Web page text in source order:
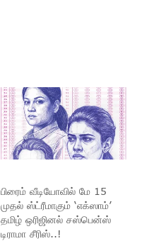
பிரைம் வீடியோவில் மே 15
முதல் ஸ்ட்ரீமாகும் ‘எக்ஸாம்’
தமிழ் ஒரிஜினல் சஸ்பென்ஸ்
டிராமா சீரிஸ்..!